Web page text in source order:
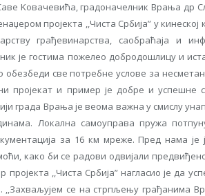
Kовачевића, градоначелник Врања др
пројекта ,,Чиста Србија” у
грађевинарства, саобраћаја и
је гостима пожелео добродошлицу и
све потребне услове за
пројекат и пример је добре и успешне
града Врања је веома важна у смислу
Локална самоуправа пружа
за 16 км мреже. Пред нама
како би се радови одвијали
пројекта ,,Чиста Србија” нагласио је да
,,Захваљујем се на стрпљењу грађанима